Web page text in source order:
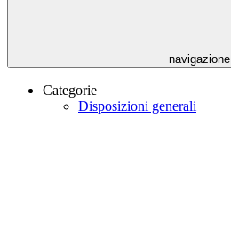
navigazione
Categorie
Disposizioni generali